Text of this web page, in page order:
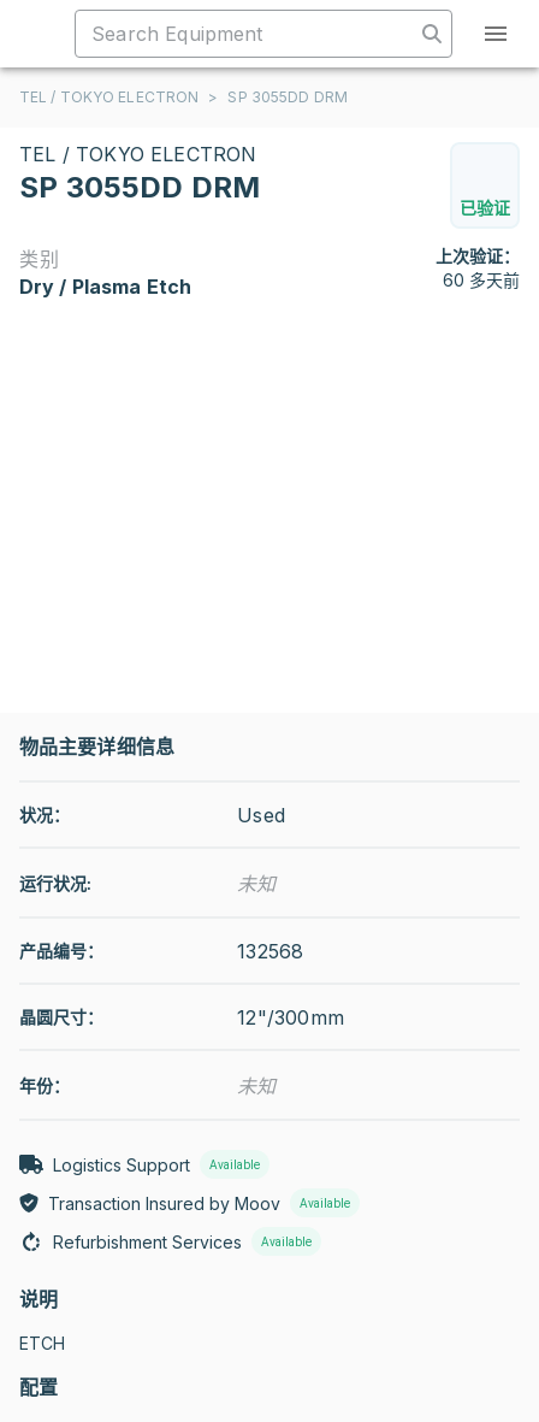
TEL / TOKYO ELECTRON > SP 3055DD DRM
TEL / TOKYO ELECTRON
SP 3055DD DRM
已验证
类别
Dry / Plasma Etch
上次验证：
60 多天前
物品主要详细信息
状况： Used
运行状况: 未知
产品编号： 132568
晶圆尺寸： 12"/300mm
年份： 未知
Logistics Support Available
Transaction Insured by Moov Available
Refurbishment Services Available
说明
ETCH
配置